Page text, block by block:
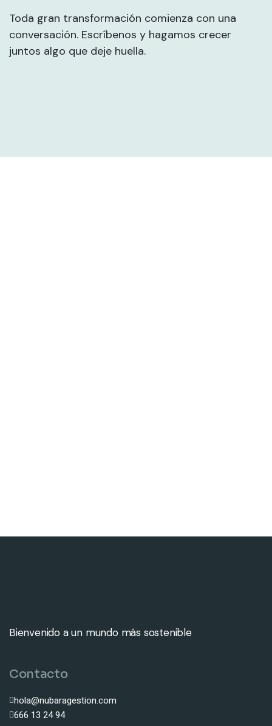
Toda gran transformación comienza con una
conversación. Escríbenos y hagamos crecer
juntos algo que deje huella.
Bienvenido a un mundo más sostenible
Contacto
hola@nubaragestion.com
666 13 24 94